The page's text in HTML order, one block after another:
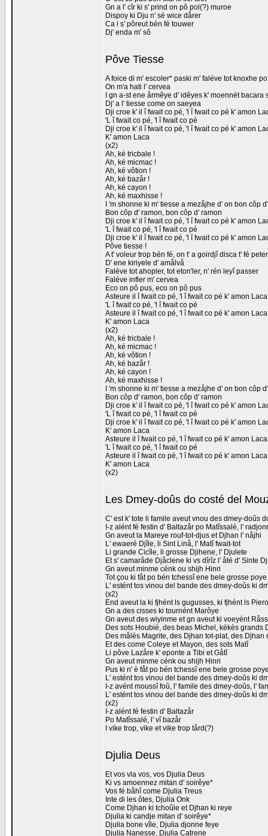
Gn a l' cîr ki s' prind on pô pol(?) muroe
Dispoy ki Dju n' sé wice dårer
Ca i s' pôreut bén fé touwer
Dj' enda m' sô
Pôve Tiesse
A foice di m' escoler* paski m' faléve tot knoxhe
On m'a hati l' cervea
I gn a-st ene årmêye d' idêyes k' moennèt bacara
Dj' a l' tiesse come on saeyea
Dji croe k' il î fwait co pé, 'l î fwait co pé k' amon
'L î fwait co pé, 'l î fwait co pé
Dji croe k' il î fwait co pé, 'l î fwait co pé k' amon
K' amon Laca
(x2)
Ah, ké tricbale !
Ah, ké micmac !
Ah, ké vôtion !
Ah, ké bazår !
Ah, ké cayon !
Ah, ké maxhisse !
I 'm shonne ki m' tiesse a mezåjhe d' on bon côp
Bon côp d' ramon, bon côp d' ramon
Dji croe k' il î fwait co pé, 'l î fwait co pé k' amon
'L î fwait co pé, 'l î fwait co pé
Dji croe k' il î fwait co pé, 'l î fwait co pé k' amon
Pôve tiesse !
A t' voleur trop bén fé, on t' a goirdjî disca t' fé peter
D' ene kiriyele d' amålvå
Faléve tot ahopler, tot eton'ler, n' rén leyî passer
Faléve infler m' cervea
Eco on pô pus, eco on pô pus
Asteure il î fwait co pé, 'l î fwait co pé k' amon
'L î fwait co pé, 'l î fwait co pé
Asteure il î fwait co pé, 'l î fwait co pé k' amon
K' amon Laca
(x2)
Ah, ké tricbale !
Ah, ké micmac !
Ah, ké vôtion !
Ah, ké bazår !
Ah, ké cayon !
Ah, ké maxhisse !
I 'm shonne ki m' tiesse a mezåjhe d' on bon côp
Bon côp d' ramon, bon côp d' ramon
Dji croe k' il î fwait co pé, 'l î fwait co pé k' amon
'L î fwait co pé, 'l î fwait co pé
Dji croe k' il î fwait co pé, 'l î fwait co pé k' amon
K' amon Laca
Asteure il î fwait co pé, 'l î fwait co pé k' amon
'L î fwait co pé, 'l î fwait co pé
Asteure il î fwait co pé, 'l î fwait co pé k' amon
K' amon Laca
(x2)
Les Dmey-doûs do costé del
C' est k' tote li famile aveut vnou des dmey-doûs
I-z alént fé festin d' Baltazår po Matîssalé, l'
Gn aveut la Mareye rouf-tot-djus et Djhan l' nåjhi
L' ewaeré Djîle, li Sint Linå, l' Matî fwait-tot
Li grande Cicîle, li grosse Djihene, l' Djulete
Et s' camaråde Djåclene ki vs dîrîz l' åté d' Sinte
Gn aveut minme cénk ou shijh Hinri
Tot çou ki fåt po bén tchessî ene bele grosse
L' estént tos vinou del bande des dmey-doûs ki
(x2)
End aveut la ki fjhént ls gugusses, ki fjhént ls
Gn a des cisses ki tournént Marôye
Gn aveut des wiyinme et gn aveut ki voeyént
Des sots Houbiè, des beas Michel, kékès grands
Des målès Magrite, des Djhan tot-plat, des Djhan
Et des come Coleye et Mayon, des sots Matî
Li pôve Lazåre k' eponte a Tibi et Gåtî
Gn aveut minme cénk ou shijh Hinri
Pus ki n' è fåt po bén tchessî ene bele grosse
L' estént tos vinou del bande des dmey-doûs ki
I-z avént moussî foû, l' famile des dmey-doûs, l'
L' estént tos vinou del bande des dmey-doûs ki
(x2)
I-z alént fé festin d' Baltazår
Po Matîssalé, l' vî bazår
I vike trop, vike et vike trop tård(?)
Djulia Deus
Et vos vla vos, vos Djulia Deus
Ki vs amoennez mitan d' soirêye*
Vos fé båhî come Djulia Treus
Inte di les ôtes, Djulia Onk
Come Djhan ki tchoûle et Djhan ki reye
Djulia ki candje mitan d' soirêye*
Djulia bone vîle, Djulia djonne feye
Djulia Nanesse, Djulia Catrene